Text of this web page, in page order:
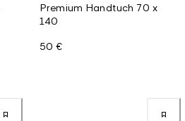
Premium Handtuch 70 x
140
50 €